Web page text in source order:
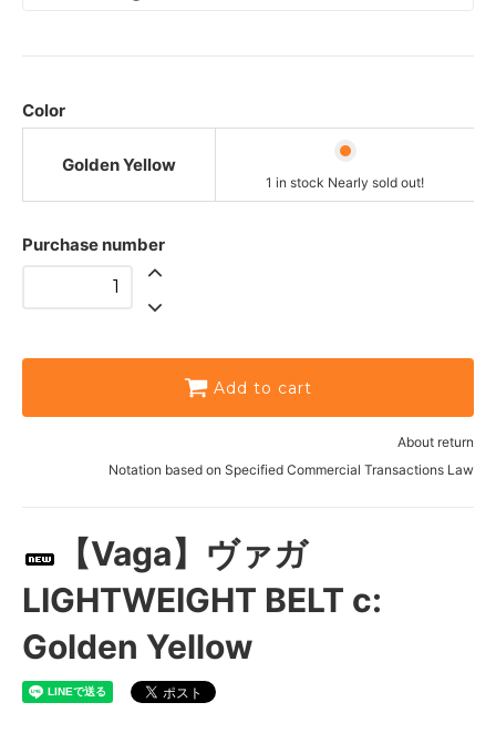
Color
Golden Yellow
1 in stock Nearly sold out!
Purchase number
Add to cart
About return
Notation based on Specified Commercial Transactions Law
【Vaga】ヴァガ
LIGHTWEIGHT BELT c:
Golden Yellow